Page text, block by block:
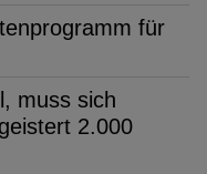
für
muss sich
2.000